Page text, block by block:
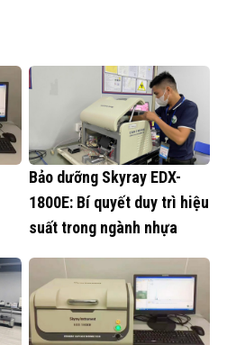
Bảo dưỡng Skyray EDX-
1800E: Bí quyết duy trì hiệu
suất trong ngành nhựa